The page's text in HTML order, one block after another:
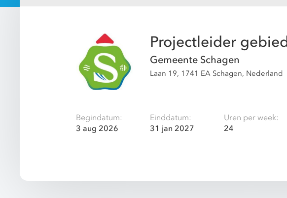
Projectleider
Gemeente Schagen
Laan 19, 1741 EA Schagen, Nederland
Begindatum:
3 aug 2026
Einddatum:
31 jan 2027
Uren per week:
24